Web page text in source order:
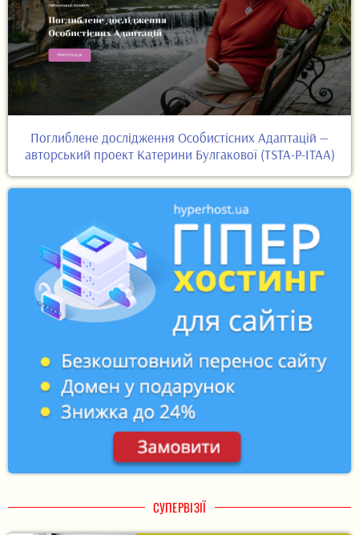
Поглиблене дослідження Особистісних Адаптацій —
авторський проект Катерини Булгакової (TSTA-P-ITAA)
СУПЕРВІЗІЇ